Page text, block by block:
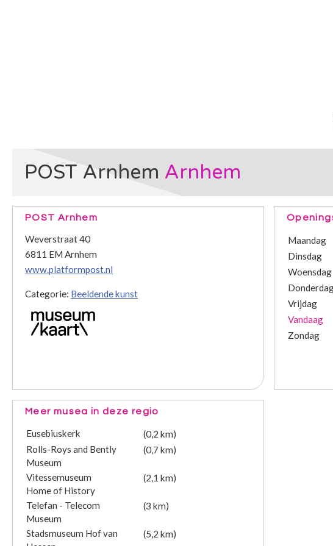
POST Arnhem Arnhem
POST Arnhem
Weverstraat 40
6811 EM Arnhem
www.platformpost.nl
Categorie: Beeldende kunst
Maandag
Dinsdag
Woensdag
Vrijdag
Vandaag
Zondag
Meer musea in deze regio
Eusebiuskerk
(0,2 km)
Rolls-Roys and Bently
Museum
(0,7 km)
Vitessemuseum
Home of History
(2,1 km)
Telefan - Telecom
Museum
(3 km)
Stadsmuseum Hof van
(5,2 km)